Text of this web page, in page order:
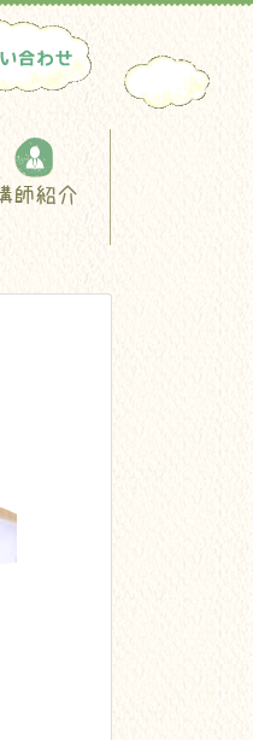
師紹介